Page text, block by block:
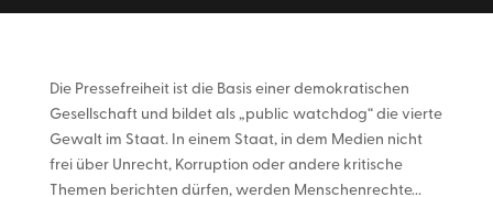
Die Pressefreiheit ist die Basis einer demokratischen
Gesellschaft und bildet als „public watchdog“ die vierte
Gewalt im Staat. In einem Staat, in dem Medien nicht
frei über Unrecht, Korruption oder andere kritische
Themen berichten dürfen, werden Menschenrechte...